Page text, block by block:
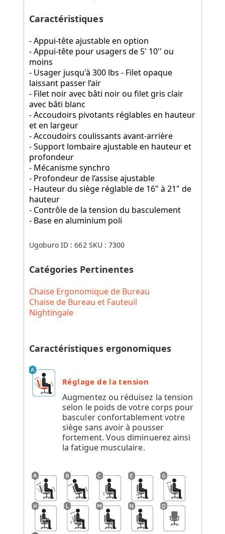
Caractéristiques
- Appui-tête ajustable en option
- Appui-tête pour usagers de 5' 10'' ou
moins
- Usager jusqu'à 300 lbs - Filet opaque
laissant passer l’air
- Filet noir avec bâti noir ou filet gris clair
avec bâti blanc
- Accoudoirs pivotants réglables en hauteur
et en largeur
- Accoudoirs coulissants avant-arrière
- Support lombaire ajustable en hauteur et
profondeur
- Mécanisme synchro
- Profondeur de l’assise ajustable
- Hauteur du siège réglable de 16" à 21" de
hauteur
- Contrôle de la tension du basculement
- Base en aluminium poli
Ugoburo ID :662 SKU :7300
Catégories Pertinentes
Chaise Ergonomique de Bureau
Chaise de Bureau et Fauteuil
Nightingale
Caractéristiques ergonomiques
Réglage de la tension
Augmentez ou réduisez la tension
selon le poids de votre corps pour
basculer confortablement votre
siège sans avoir à pousser
fortement. Vous diminuerez ainsi
la fatigue musculaire.